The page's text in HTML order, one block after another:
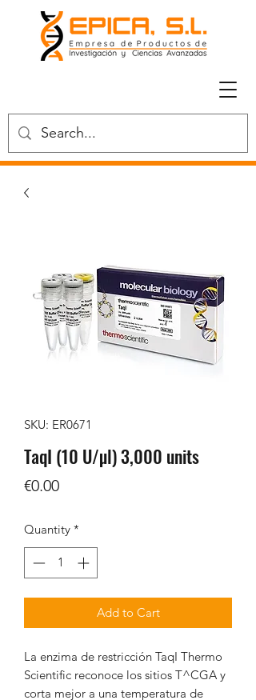
SKU: ER0671
TaqI (10 U/µl) 3,000 units
€0.00Price
Quantity *
Add to Cart
La enzima de restricción TaqI Thermo
Scientific reconoce los sitios T^CGA y
corta mejor a una temperatura de